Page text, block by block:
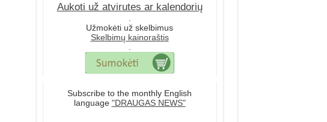
Aukoti už atvirutes ar kalendorių
.
Užmokėti už skelbimus
Skelbimų kainoraštis
.
Subscribe to the monthly English
language "DRAUGAS NEWS"